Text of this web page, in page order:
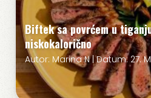
Biftek sa povrćem u
niskokalorično
Autor: Marina N | Datum: 27.